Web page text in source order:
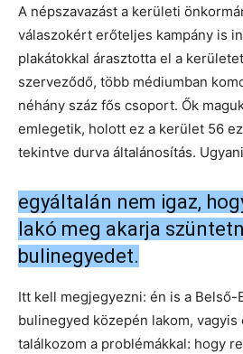
A népszavazást a kerületi
válaszokért erőteljes kampány is
plakátokkal árasztotta el a
szerveződő, több médiumban
néhány száz fős csoport. Ők
emlegetik, holott ez a kerület 56
tekintve durva általánosítás.
egyáltalán nem igaz,
lakó meg akarja
bulinegyedet.
Itt kell megjegyezni: én is a Belső-
bulinegyed közepén lakom, vagyis
találkozom a problémákkal: hogy